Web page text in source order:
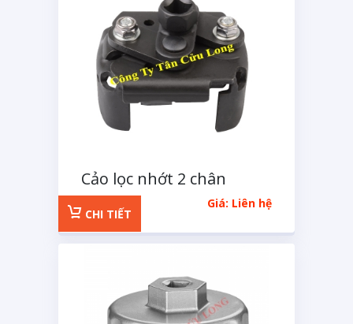
Cảo lọc nhớt 2 chân
MACOH loại lớn
Giá: Liên hệ
CHI TIẾT